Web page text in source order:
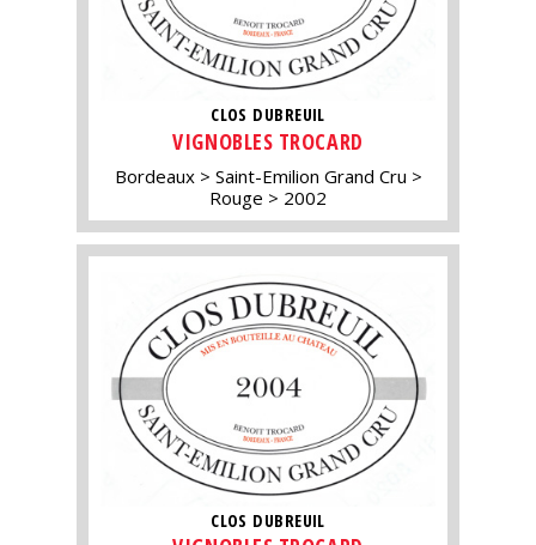
CLOS DUBREUIL
VIGNOBLES TROCARD
Bordeaux
Saint-Emilion Grand Cru
Rouge
2002
CLOS DUBREUIL